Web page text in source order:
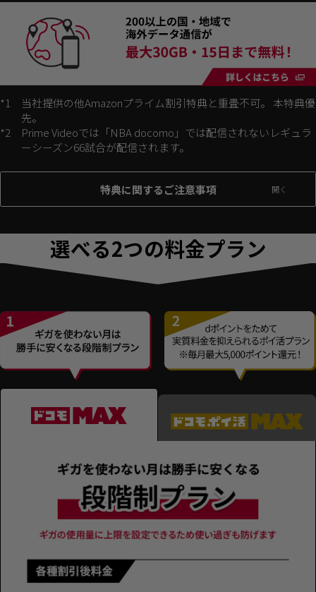
*1
当社提供の他Amazonプライム割引特典と重畳不可。 本特典優
先。
*2
Prime Videoでは「NBA docomo」では配信されないレギュラ
ーシーズン66試合が配信されます。
特典に関するご注意事項
選べる2つの料金プラン